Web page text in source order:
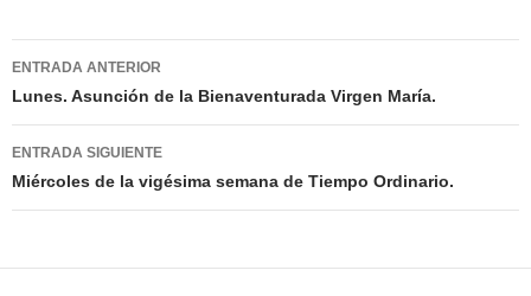
Navegación
de
entradas
ENTRADA ANTERIOR
Lunes. Asunción de la Bienaventurada Virgen María.
ENTRADA SIGUIENTE
Miércoles de la vigésima semana de Tiempo Ordinario.